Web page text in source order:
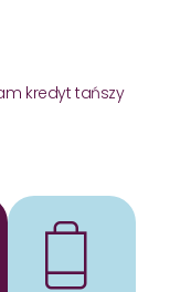
kredyt tańszy